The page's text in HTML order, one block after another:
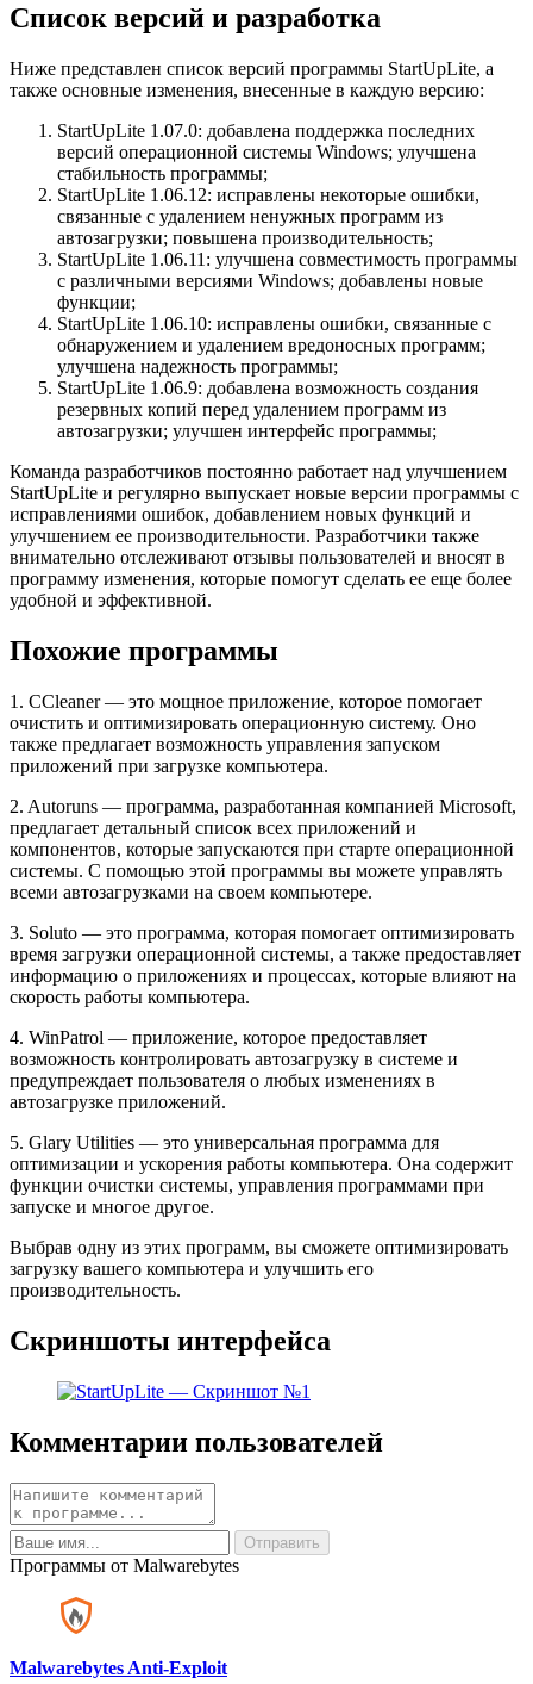
Список версий и разработка
Ниже представлен список версий программы StartUpLite, а
также основные изменения, внесенные в каждую версию:
StartUpLite 1.07.0: добавлена поддержка последних
версий операционной системы Windows; улучшена
стабильность программы;
StartUpLite 1.06.12: исправлены некоторые ошибки,
связанные с удалением ненужных программ из
автозагрузки; повышена производительность;
StartUpLite 1.06.11: улучшена совместимость программы
с различными версиями Windows; добавлены новые
функции;
StartUpLite 1.06.10: исправлены ошибки, связанные с
обнаружением и удалением вредоносных программ;
улучшена надежность программы;
StartUpLite 1.06.9: добавлена возможность создания
резервных копий перед удалением программ из
автозагрузки; улучшен интерфейс программы;
Команда разработчиков постоянно работает над улучшением
StartUpLite и регулярно выпускает новые версии программы с
исправлениями ошибок, добавлением новых функций и
улучшением ее производительности. Разработчики также
внимательно отслеживают отзывы пользователей и вносят в
программу изменения, которые помогут сделать ее еще более
удобной и эффективной.
Похожие программы
1. CCleaner — это мощное приложение, которое помогает
очистить и оптимизировать операционную систему. Оно
также предлагает возможность управления запуском
приложений при загрузке компьютера.
2. Autoruns — программа, разработанная компанией Microsoft,
предлагает детальный список всех приложений и
компонентов, которые запускаются при старте операционной
системы. С помощью этой программы вы можете управлять
всеми автозагрузками на своем компьютере.
3. Soluto — это программа, которая помогает оптимизировать
время загрузки операционной системы, а также предоставляет
информацию о приложениях и процессах, которые влияют на
скорость работы компьютера.
4. WinPatrol — приложение, которое предоставляет
возможность контролировать автозагрузку в системе и
предупреждает пользователя о любых изменениях в
автозагрузке приложений.
5. Glary Utilities — это универсальная программа для
оптимизации и ускорения работы компьютера. Она содержит
функции очистки системы, управления программами при
запуске и многое другое.
Выбрав одну из этих программ, вы сможете оптимизировать
загрузку вашего компьютера и улучшить его
производительность.
Скриншоты интерфейса
Комментарии пользователей
Программы от Malwarebytes
Malwarebytes Anti-Exploit